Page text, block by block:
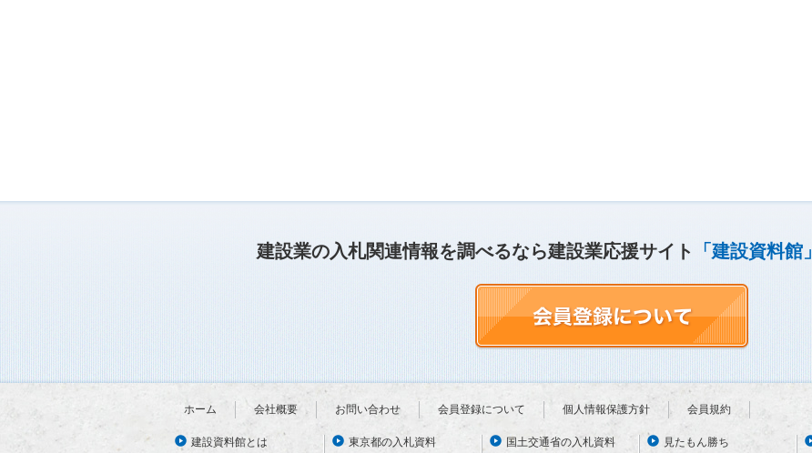
建設業の入札関連情報を調べるなら建設業応援サイト 「建設資料館」
ホーム 会社概要 お問い合わせ 会員登録について 個人情報保護方針 会員規約
建設資料館とは 東京都の入札資料 国土交通省の入札資料 見たもん勝ち